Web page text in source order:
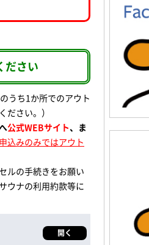
ださい
うち1か所でのアウト
さい。）
公式WEBサイト、 ま
込みのみではアウト
ルの手続きをお願い
ウナの利用約款等に
開く